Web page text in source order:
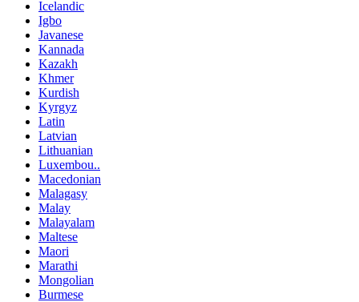
Icelandic
Igbo
Javanese
Kannada
Kazakh
Khmer
Kurdish
Kyrgyz
Latin
Latvian
Lithuanian
Luxembou..
Macedonian
Malagasy
Malay
Malayalam
Maltese
Maori
Marathi
Mongolian
Burmese